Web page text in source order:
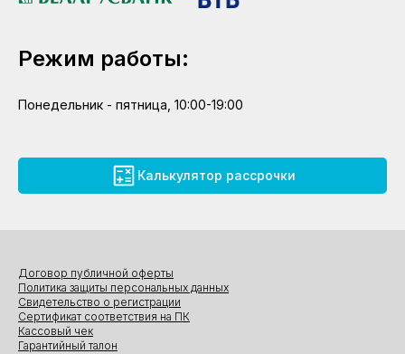
Режим работы:
Понедельник - пятница, 10:00-19:00
Калькулятор рассрочки
Договор публичной оферты
Политика защиты персональных данных
Свидетельство о регистрации
Сертификат соответствия на ПК
Кассовый чек
Гарантийный талон